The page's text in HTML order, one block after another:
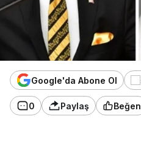
Google'da Abone Ol
0 Paylaş Beğen